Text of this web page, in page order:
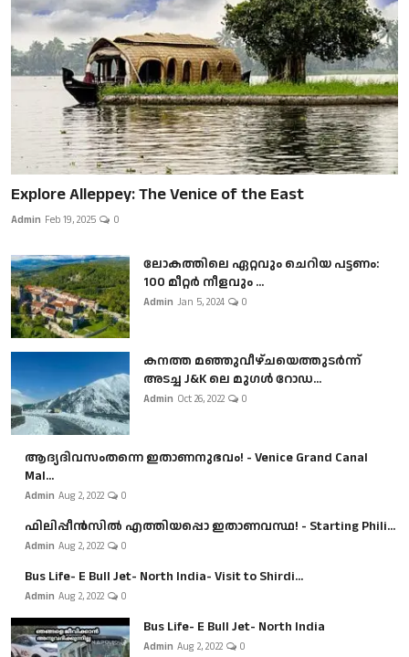
Explore Alleppey: The Venice of the East
Admin Feb 19, 2025 0
ലോകത്തിലെ ഏറ്റവും ചെറിയ പട്ടണം:
100 മീറ്റർ നീളവും ...
Admin Jan 5, 2024 0
കനത്ത മഞ്ഞുവീഴ്ചയെത്തുടർന്ന്
അടച്ച J&K ലെ മുഗൾ റോഡ...
Admin Oct 26, 2022 0
ആദ്യദിവസംതന്നെ ഇതാണനുഭവം! - Venice Grand Canal
Mal...
Admin Aug 2, 2022 0
ഫിലിപ്പീൻസിൽ എത്തിയപ്പൊ ഇതാണവസ്ഥ! - Starting Phili...
Admin Aug 2, 2022 0
Bus Life- E Bull Jet- North India- Visit to Shirdi...
Admin Aug 2, 2022 0
Bus Life- E Bull Jet- North India
Admin Aug 2, 2022 0